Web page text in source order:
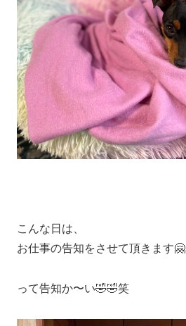
こんな日は、
お仕事の告知をさせて頂きます🤗
って告知か〜い🤣🤣笑